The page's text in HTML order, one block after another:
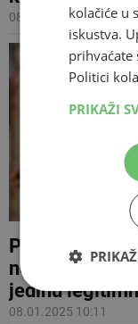
08.01.2025 20:05
POSLJEDNJE
novca Izraelu i
jedinu
08.01.2025 10:11
kolačiće u
iskustva.
prihvaćate
Politici
PRIKAŽI